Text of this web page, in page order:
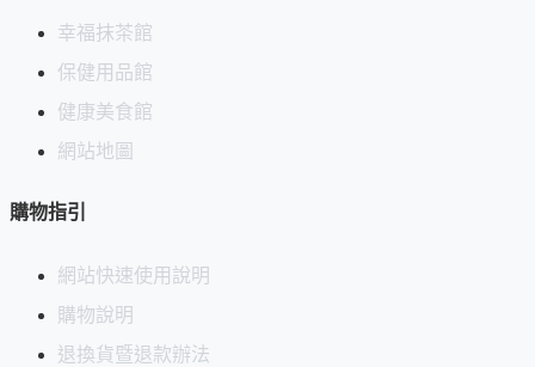
幸福抹茶館
保健用品館
健康美食館
網站地圖
購物指引
網站快速使用說明
購物說明
退換貨暨退款辦法